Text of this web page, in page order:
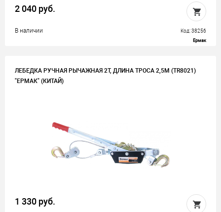
2 040 руб.
В наличии Код: 38256
Ермак
ЛЕБЕДКА РУЧНАЯ РЫЧАЖНАЯ 2Т, ДЛИНА ТРОСА 2,5М (TR8021)
"ЕРМАК" (КИТАЙ)
1 330 руб.